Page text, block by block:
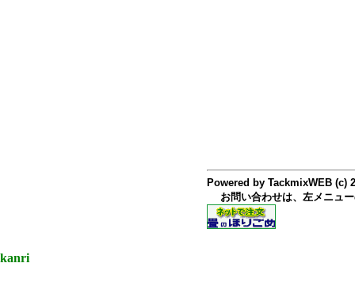
Powered by TackmixWEB (c)
お問い合わせは、左メニュー
kanri